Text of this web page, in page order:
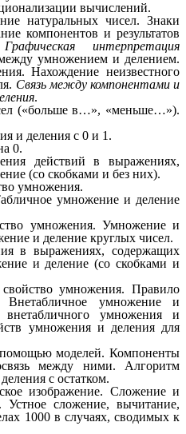
вычислений.
чисел. Знаки
компонентов и результатов
Графическая интерпретация
умножением и делением.
Нахождение неизвестного
Связь между компонентами и
.
(«больше в…», «меньше…»).
и деления с 0 и 1.
0.
в выражениях,
(со скобками и без них).
умножения.
умножение и деление
умножения. Умножение и
и деление круглых чисел.
содержащих
и деление (со скобками и
умножения. Правило
умножение и
умножения и
умножения и деления для
моделей. Компоненты
между ними. Алгоритм
с остатком.
изображение. Сложение и
сложение, вычитание,
1000 в случаях, сводимых к